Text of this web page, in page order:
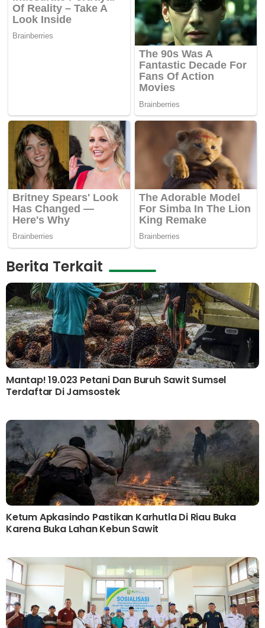
Berita Terkait
Mantap! 19.023 Petani Dan Buruh Sawit Sumsel
Terdaftar Di Jamsostek
Ketum Apkasindo Pastikan Karhutla Di Riau Buka
Karena Buka Lahan Kebun Sawit